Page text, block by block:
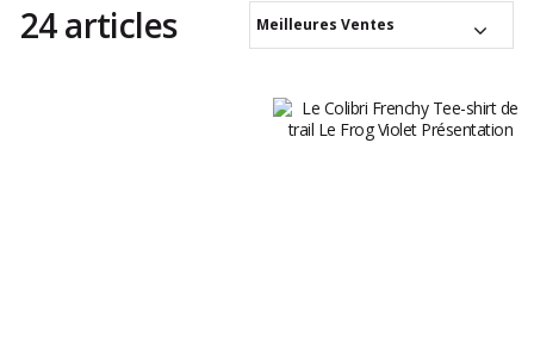
24 articles Meilleures Ventes